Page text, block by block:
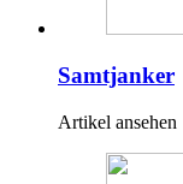
Samtjanker
Artikel ansehen